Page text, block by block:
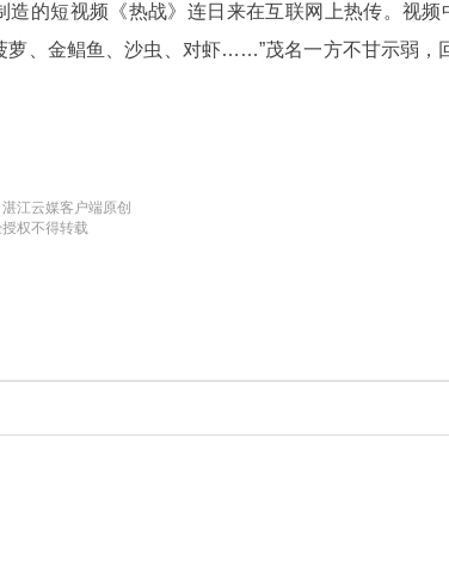
的短视频《热战》连日来在互联网上热传。视频
、金鲳鱼、沙虫、对虾……”茂名一方不甘示弱，
江云媒客户端原创
权不得转载